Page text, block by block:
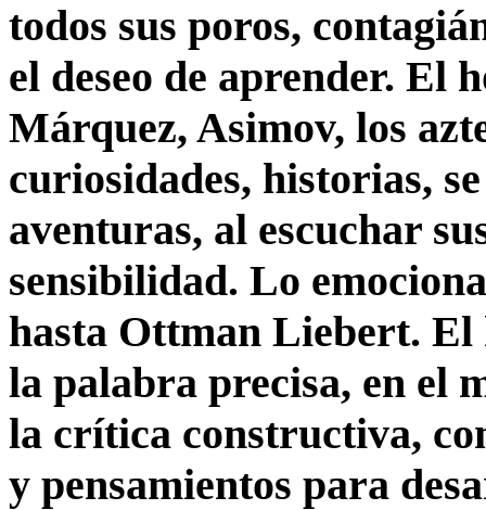
todos sus poros,
el deseo de aprender. El
Márquez, Asimov, los
curiosidades, historias,
aventuras, al escuchar
sensibilidad. Lo
hasta Ottman Liebert. El
la palabra precisa, en el
la crítica constructiva,
y pensamientos para